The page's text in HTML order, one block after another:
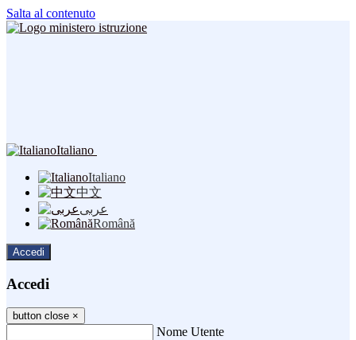
Salta al contenuto
Italiano
Italiano
中文
عربى
Română
Accedi
Accedi
button close ×
Nome Utente